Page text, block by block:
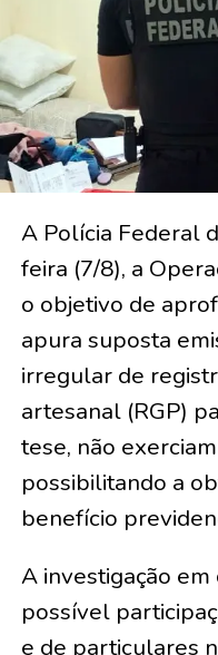
A Polícia Federal
feira (7/8), a
o objetivo de
apura suposta
irregular de
artesanal (RGP)
tese, não
possibilitando a
benefício
A investigação em
possível
e de particulares